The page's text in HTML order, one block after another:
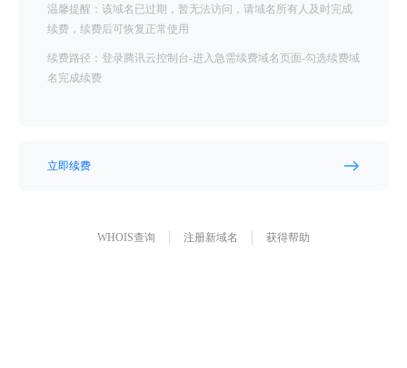
温馨提醒：该域名已过期，暂无法访问，请域名所有人及时完成
续费，续费后可恢复正常使用
续费路径：登录腾讯云控制台-进入急需续费域名页面-勾选续费域
名完成续费
立即续费
WHOIS查询 注册新域名 获得帮助